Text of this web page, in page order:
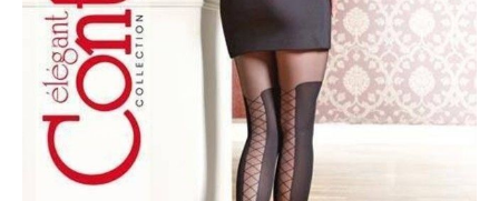
DODAJ DO KOSZYKA
Jak złożyć zamówienie
POWIADOM MNIE O DOSTĘPNOŚCI
ПОЛУЧИТЬ ПО EMAIL
Dostawa